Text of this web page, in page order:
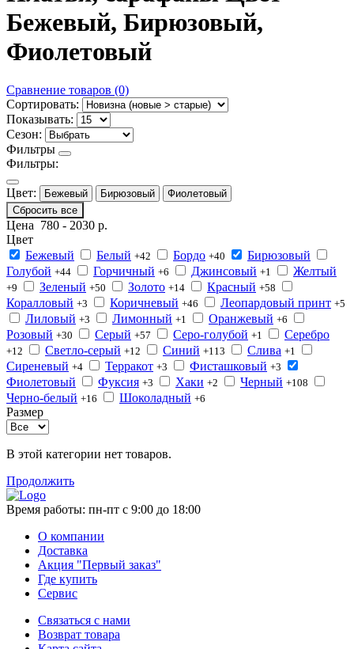
Бежевый, Бирюзовый,
Фиолетовый
Сравнение товаров (0)
Сортировать:
Показывать:
Сезон:
Фильтры
Фильтры:
Цвет: Бежевый Бирюзовый
Фиолетовый
Сбросить все
Цена 780 - 2030 р.
Цвет
Бежевый
Белый +42 Бордо +40
Бирюзовый
Голубой +44 Горчичный +6 Джинсовый +1 Желтый
+9 Зеленый +50 Золото +14 Красный +58
Коралловый +3 Коричневый +46 Леопардовый принт +5
Лиловый +3 Лимонный +1 Оранжевый +6
Розовый +30 Серый +57 Серо-голубой +1 Серебро
+12 Светло-серый +12 Синий +113 Слива +1
Сиреневый +4 Терракот +3 Фисташковый +3
Фиолетовый Фуксия +3 Хаки +2 Черный +108
Черно-белый +16 Шоколадный +6
Размер
В этой категории нет товаров.
Продолжить
Время работы: пн-пт с 9:00 до 18:00
О компании
Доставка
Акция "Первый заказ"
Где купить
Сервис
Связаться с нами
Возврат товара